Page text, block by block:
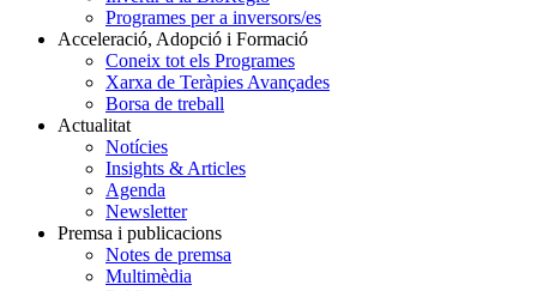
Programes per a inversors/es
Acceleració, Adopció i Formació
Coneix tot els Programes
Xarxa de Teràpies Avançades
Borsa de treball
Actualitat
Notícies
Insights & Articles
Agenda
Newsletter
Premsa i publicacions
Notes de premsa
Multimèdia